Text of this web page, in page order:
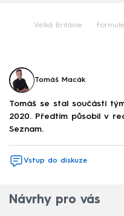
Velká Británie
Tomáš Macák
Tomáš se stal součástí
2020. Předtím působil v
Seznam.
Vstup do diskuze
Návrhy pro vás